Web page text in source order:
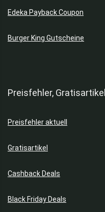
Edeka Payback Coupon
Burger King Gutscheine
Preisfehler,
Preisfehler aktuell
Gratisartikel
Cashback Deals
Black Friday Deals